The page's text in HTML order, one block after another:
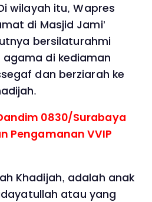
wilayah itu, Wapres
di Masjid Jami’
bersilaturahmi
di kediaman
dan berziarah ke
0830/Surabaya
Pengamanan VVIP
Khadijah, adalah anak
atau yang